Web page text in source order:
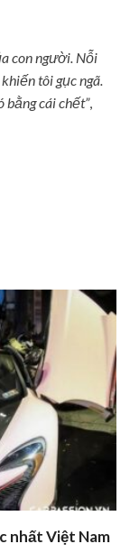
con người. Nỗi
tôi gục ngã.
bằng cái chết”,
nhất Việt Nam